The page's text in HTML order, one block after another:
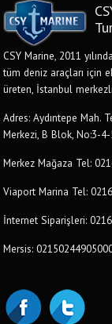
CSY Marine, 2011
tüm deniz araçları için
üreten, İstanbul
Adres: Aydıntepe Mah.
Merkezi, B Blok, No:3-4-
Merkez Mağaza Tel:
Viaport Marina Tel:
İnternet Siparişleri:
Mersis: